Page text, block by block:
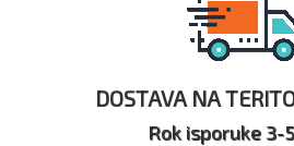
DOSTAVA NA
Rok isporuke 3-